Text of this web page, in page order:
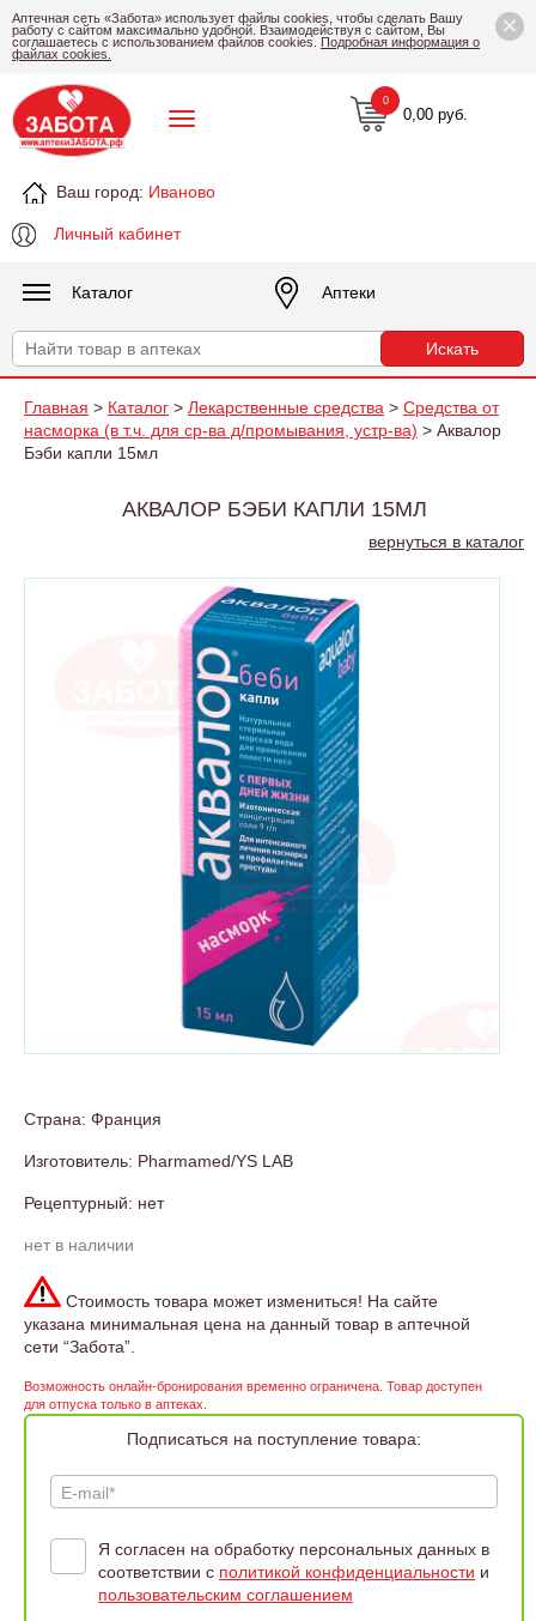
×
Аптечная сеть «Забота» использует файлы cookies, чтобы сделать Вашу
работу с сайтом максимально удобной. Взаимодействуя с сайтом, Вы
соглашаетесь с использованием файлов cookies. Подробная информация о
файлах cookies.
Ваш город: Иваново
Личный кабинет
0,00 руб.
0
Каталог Аптеки
Главная > Каталог > Лекарственные средства > Средства от
насморка (в т.ч. для ср-ва д/промывания, устр-ва) > Аквалор
Бэби капли 15мл
АКВАЛОР БЭБИ КАПЛИ 15МЛ
вернуться в каталог
Страна: Франция
Изготовитель: Pharmamed/YS LAB
Рецептурный: нет
нет в наличии
Стоимость товара может измениться! На сайте
указана минимальная цена на данный товар в аптечной
сети “Забота”.
Возможность онлайн-бронирования временно ограничена. Товар доступен
для отпуска только в аптеках.
Подписаться на поступление товара:
E-mail*
Я согласен на обработку персональных данных в
соответствии с политикой конфиденциальности и
пользовательским соглашением